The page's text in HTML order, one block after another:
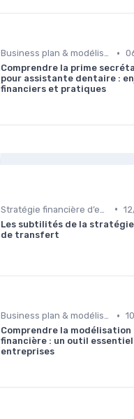
Business plan & modélisation financière •
Comprendre la prime
pour assistante dentaire :
financiers et pratiques
•
Les subtilités de la
de transfert
Business plan & modélisation financière •
Comprendre la modélisation
financière : un outil
entreprises